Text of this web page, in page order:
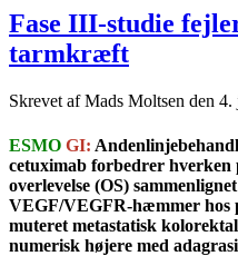
Fase III-studie
tarmkræft
Skrevet af Mads Moltsen den 4.
ESMO GI:
cetuximab forbedrer hverken
overlevelse (OS)
VEGF/VEGFR-hæmmer hos
muteret metastatisk
numerisk højere med